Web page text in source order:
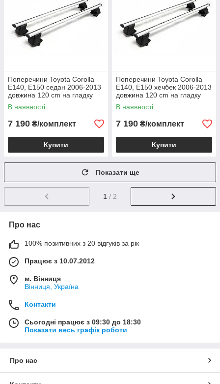
Поперечини Toyota Corolla
E140, E150 седан 2006-2013
довжина 120 cm на гладку
кришу без рейлінгів
В наявності
7 190 ₴/комплект
Купити
Поперечини Toyota Corolla
E140, E150 хечбек 2006-2013
довжина 120 cm на гладку
кришу без рейлінгів
В наявності
7 190 ₴/комплект
Купити
Показати ще
1 / 2
Про нас
100% позитивних з 20 відгуків за рік
Працює з 10.07.2012
м. Вінниця
Вінниця, Україна
Контакти
Сьогодні працює з 09:30 до 18:30
Показати весь графік роботи
Про нас